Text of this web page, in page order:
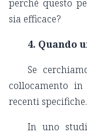
perché questo
sia efficace?
4. Quando
Se
collocamento
recenti specifiche.
In uno